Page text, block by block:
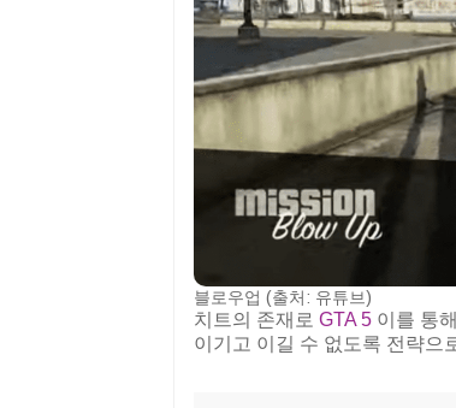
블로우업 (출처: 유튜브)
치트의 존재로 GTA 5 이를 통
이기고 이길 수 없도록 전략으